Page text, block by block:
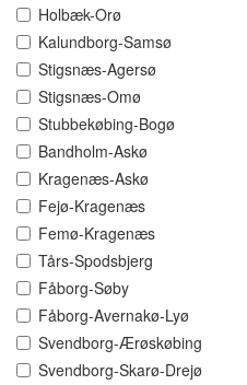
Holbæk-Orø
Kalundborg-Samsø
Stigsnæs-Agersø
Stigsnæs-Omø
Stubbekøbing-Bogø
Bandholm-Askø
Kragenæs-Askø
Fejø-Kragenæs
Femø-Kragenæs
Tårs-Spodsbjerg
Fåborg-Søby
Fåborg-Avernakø-Lyø
Svendborg-Ærøskøbing
Svendborg-Skarø-Drejø